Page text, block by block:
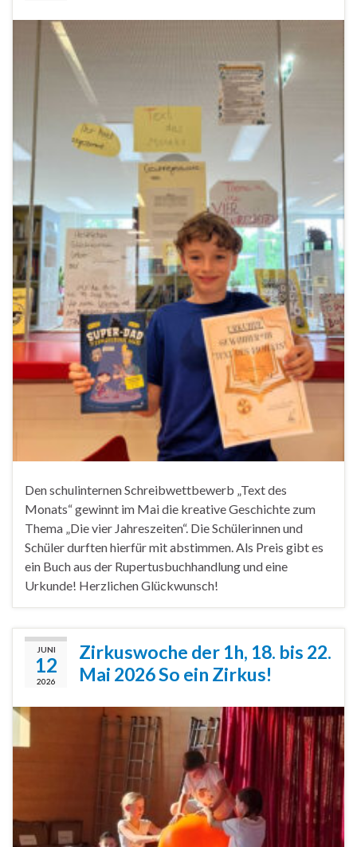
Den schulinternen Schreibwettbewerb „Text des
Monats“ gewinnt im Mai die kreative Geschichte zum
Thema „Die vier Jahreszeiten“. Die Schülerinnen und
Schüler durften hierfür mit abstimmen. Als Preis gibt es
ein Buch aus der Rupertusbuchhandlung und eine
Urkunde! Herzlichen Glückwunsch!
JUNI
12
2026
Zirkuswoche der 1h, 18. bis 22.
Mai 2026 So ein Zirkus!